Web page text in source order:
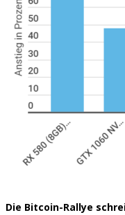
Die Bitcoin-Rallye